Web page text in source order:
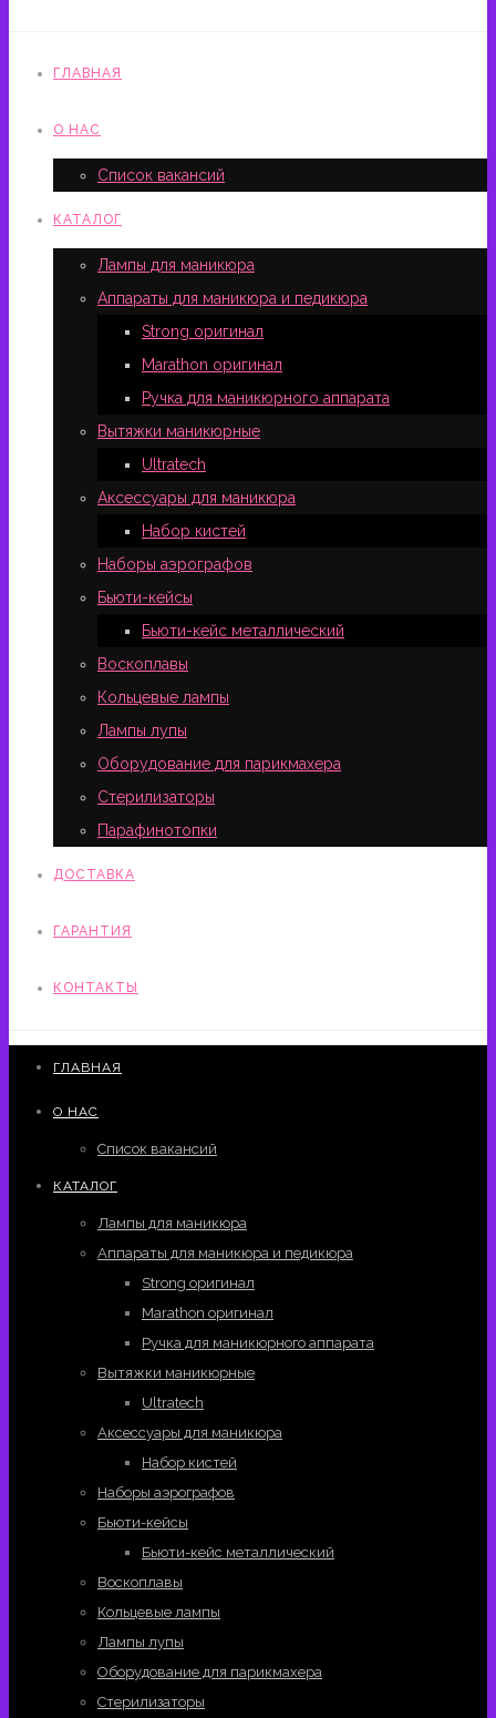
ГЛАВНАЯ
О НАС
Список вакансий
КАТАЛОГ
Лампы для маникюра
Аппараты для маникюра и педикюра
Strong оригинал
Marathon оригинал
Ручка для маникюрного аппарата
Вытяжки маникюрные
Ultratech
Аксессуары для маникюра
Набор кистей
Наборы аэрографов
Бьюти-кейсы
Бьюти-кейс металлический
Воскоплавы
Кольцевые лампы
Лампы лупы
Оборудование для парикмахера
Стерилизаторы
Парафинотопки
ДОСТАВКА
ГАРАНТИЯ
КОНТАКТЫ
ГЛАВНАЯ
О НАС
Список вакансий
КАТАЛОГ
Лампы для маникюра
Аппараты для маникюра и педикюра
Strong оригинал
Marathon оригинал
Ручка для маникюрного аппарата
Вытяжки маникюрные
Ultratech
Аксессуары для маникюра
Набор кистей
Наборы аэрографов
Бьюти-кейсы
Бьюти-кейс металлический
Воскоплавы
Кольцевые лампы
Лампы лупы
Оборудование для парикмахера
Стерилизаторы